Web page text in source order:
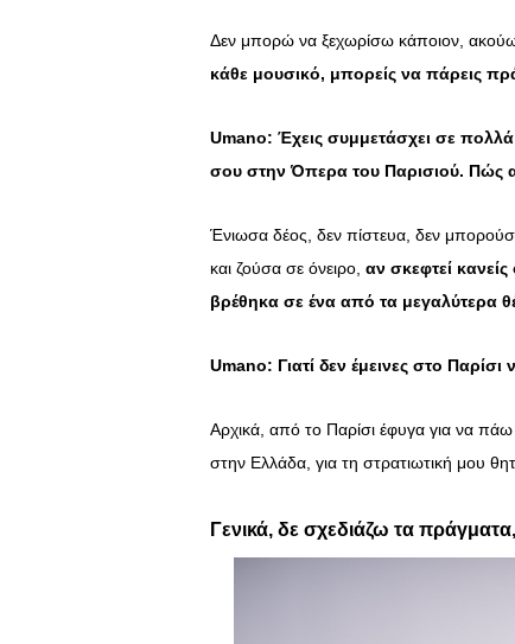
Δεν μπορώ να ξεχωρίσω κάποιον, ακούω
κάθε μουσικό, μπορείς να πάρεις
Umano: Έχεις συμμετάσχει σε
σου στην Όπερα του Παρισιού. Πώς
Ένιωσα δέος, δεν πίστευα, δεν
και ζούσα σε όνειρο, αν σκεφτεί
βρέθηκα σε ένα από τα μεγαλύτερα
Umano: Γιατί δεν έμεινες στο
Αρχικά, από το Παρίσι έφυγα για να
στην Ελλάδα, για τη στρατιωτική μου
Γενικά, δε σχεδιάζω τα